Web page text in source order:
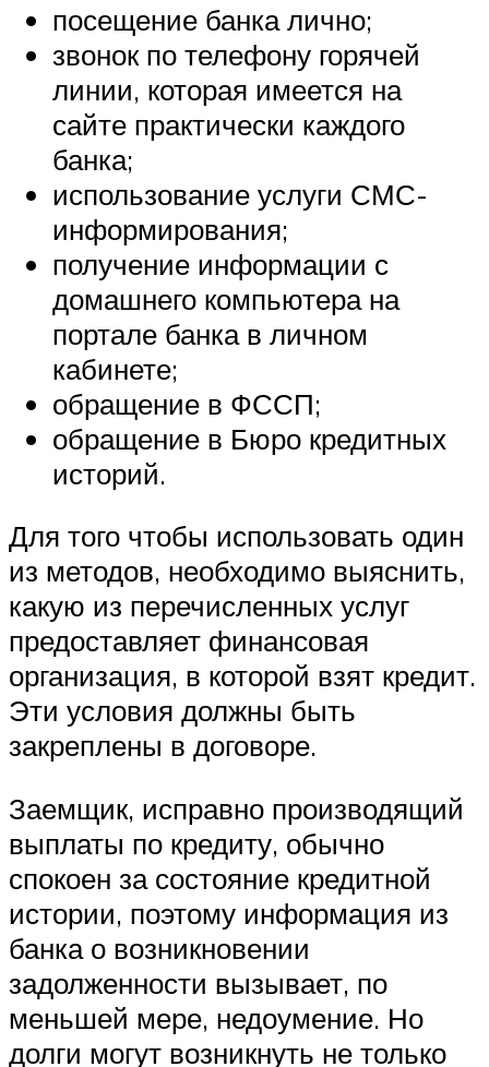
посещение банка лично;
звонок по телефону горячей
линии, которая имеется на
сайте практически каждого
банка;
использование услуги СМС-
информирования;
получение информации с
домашнего компьютера на
портале банка в личном
кабинете;
обращение в ФССП;
обращение в Бюро кредитных
историй.
Для того чтобы использовать один
из методов, необходимо выяснить,
какую из перечисленных услуг
предоставляет финансовая
организация, в которой взят кредит.
Эти условия должны быть
закреплены в договоре.
Заемщик, исправно производящий
выплаты по кредиту, обычно
спокоен за состояние кредитной
истории, поэтому информация из
банка о возникновении
задолженности вызывает, по
меньшей мере, недоумение. Но
долги могут возникнуть не только